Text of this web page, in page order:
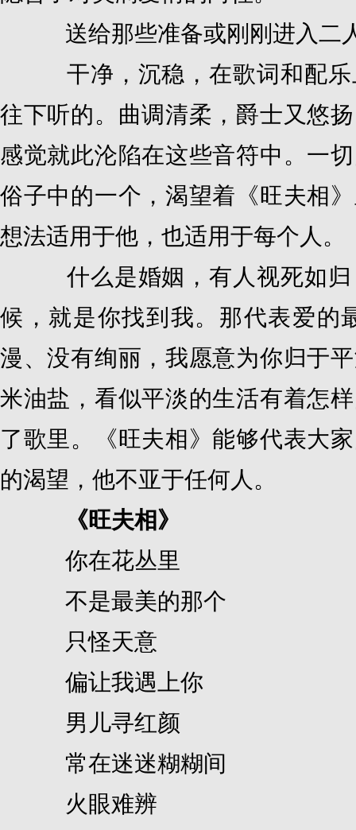
送给那些准备或刚刚进入二
干净，沉稳，在歌词和配乐
往下听的。曲调清柔，爵士又悠
感觉就此沦陷在这些音符中。一
俗子中的一个，渴望着《旺夫相
想法适用于他，也适用于每个人。
什么是婚姻，有人视死如归
候，就是你找到我。那代表爱的
漫、没有绚丽，我愿意为你归于
米油盐，看似平淡的生活有着怎
了歌里。《旺夫相》能够代表大
的渴望，他不亚于任何人。
《旺夫相》
你在花丛里
不是最美的那个
只怪天意
偏让我遇上你
男儿寻红颜
常在迷迷糊糊间
火眼难辨